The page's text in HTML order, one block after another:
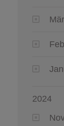
2024